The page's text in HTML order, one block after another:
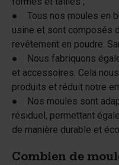
● Tous nos moules en
usine et sont composés
revêtement en poudre.
● Nous fabriquons
et accessoires. Cela
produits et réduit notre
● Nos moules sont
résiduel, permettant
de manière durable et
Combien de